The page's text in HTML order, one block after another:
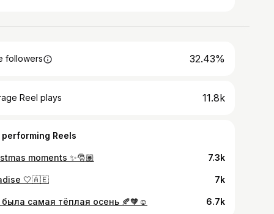
followers 32.43%
Reel plays 11.8k
performing Reels
moments ✨🎅🏽 7.3k
🤍🇦🇪 7k
была самая тёплая осень 🍂🧡☺️ 6.7k